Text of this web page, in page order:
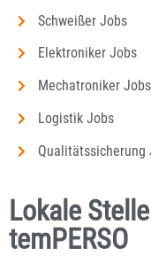
Schweißer Jobs
Elektroniker Jobs
Mechatroniker Jobs
Logistik Jobs
Qualitätssicherung
Lokale
temPERSO